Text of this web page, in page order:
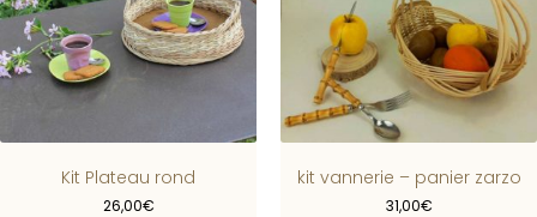
Kit Plateau rond
26,00€
kit vannerie – panier zarzo
31,00€